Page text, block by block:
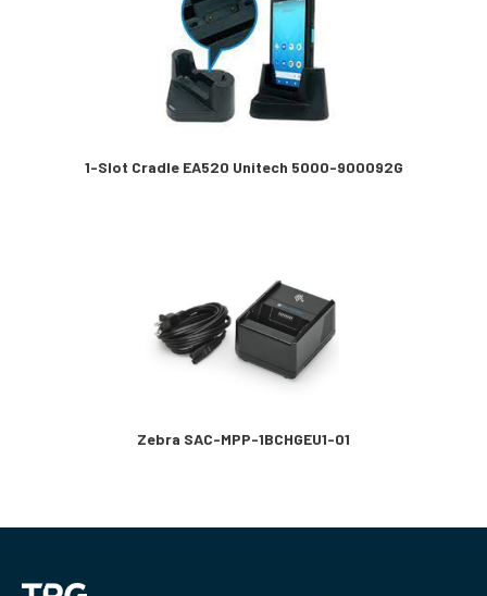
1-Slot Cradle EA520 Unitech 5000-900092G
Zebra SAC-MPP-1BCHGEU1-01